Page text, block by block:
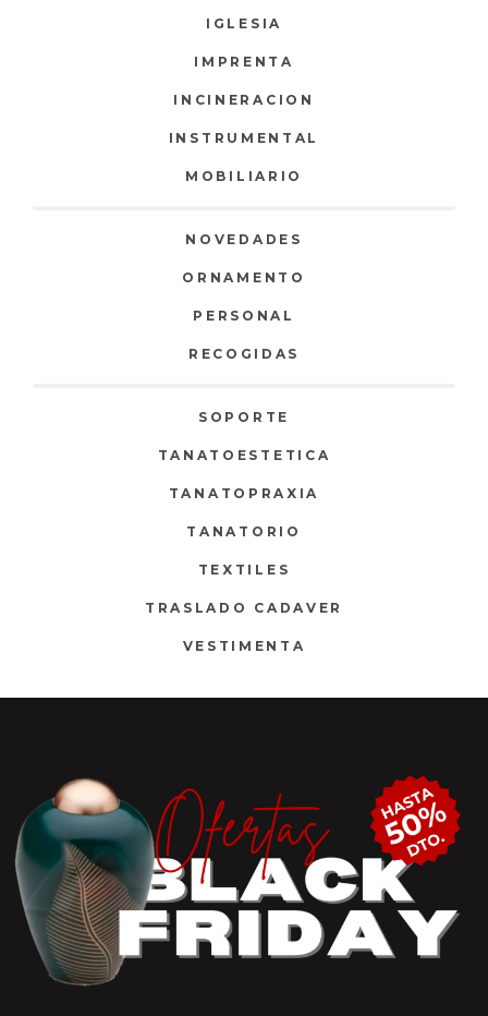
IGLESIA
IMPRENTA
INCINERACION
INSTRUMENTAL
MOBILIARIO
NOVEDADES
ORNAMENTO
PERSONAL
RECOGIDAS
SOPORTE
TANATOESTETICA
TANATOPRAXIA
TANATORIO
TEXTILES
TRASLADO CADAVER
VESTIMENTA